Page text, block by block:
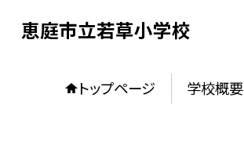
恵庭市立若草小学校
トップページ 学校概要